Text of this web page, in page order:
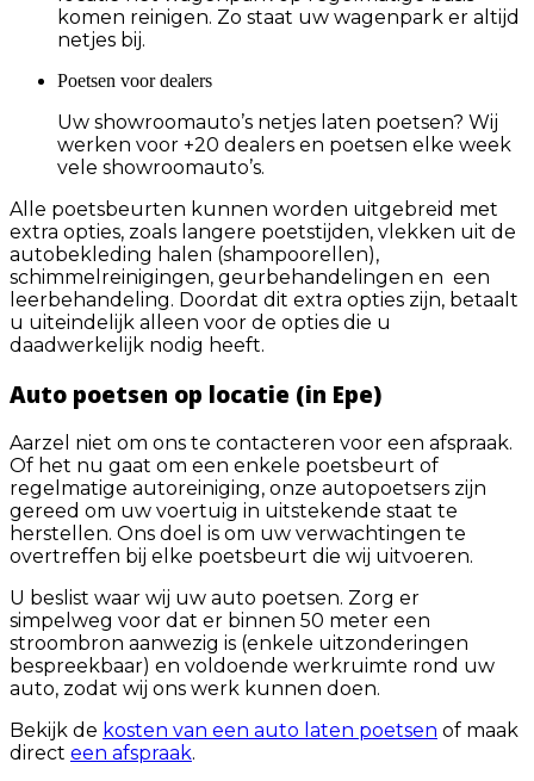
komen reinigen. Zo staat uw wagenpark er altijd
netjes bij.
Poetsen voor dealers
Uw showroomauto’s netjes laten poetsen? Wij
werken voor +20 dealers en poetsen elke week
vele showroomauto’s.
Alle poetsbeurten kunnen worden uitgebreid met
extra opties, zoals langere poetstijden, vlekken uit de
autobekleding halen (shampoorellen),
schimmelreinigingen, geurbehandelingen en een
leerbehandeling. Doordat dit extra opties zijn, betaalt
u uiteindelijk alleen voor de opties die u
daadwerkelijk nodig heeft.
Auto poetsen op locatie (in Epe)
Aarzel niet om ons te contacteren voor een afspraak.
Of het nu gaat om een enkele poetsbeurt of
regelmatige autoreiniging, onze autopoetsers zijn
gereed om uw voertuig in uitstekende staat te
herstellen. Ons doel is om uw verwachtingen te
overtreffen bij elke poetsbeurt die wij uitvoeren.
U beslist waar wij uw auto poetsen. Zorg er
simpelweg voor dat er binnen 50 meter een
stroombron aanwezig is (enkele uitzonderingen
bespreekbaar) en voldoende werkruimte rond uw
auto, zodat wij ons werk kunnen doen.
Bekijk de kosten van een auto laten poetsen of maak
direct een afspraak.